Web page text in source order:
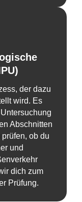
der dazu
wird. Es
Abschnitten
ob du
und
dich zum
Prüfung.